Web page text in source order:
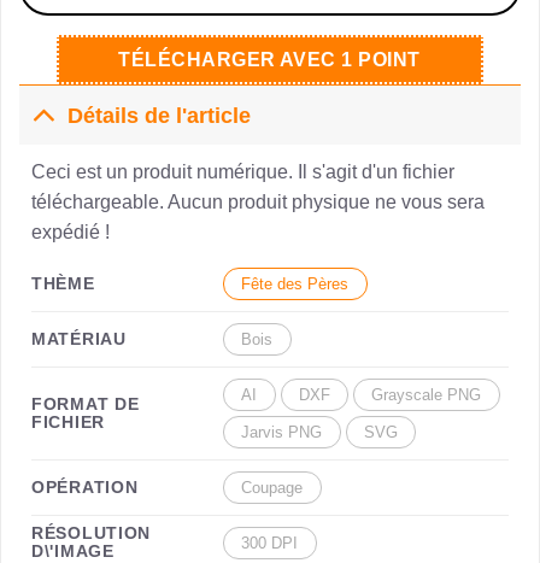
TÉLÉCHARGER AVEC 1 POINT
Détails de l'article
Ceci est un produit numérique. Il s'agit d'un fichier
téléchargeable. Aucun produit physique ne vous sera
expédié !
THÈME Fête des Pères
MATÉRIAU Bois
FORMAT DE
FICHIER
AI DXF Grayscale PNG
Jarvis PNG SVG
OPÉRATION Coupage
RÉSOLUTION
D\'IMAGE
300 DPI